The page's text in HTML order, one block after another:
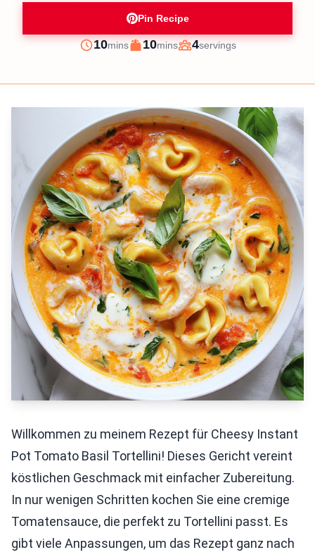
Pin Recipe
Prep
10minutes
mins
Cook
10minutes
mins
Servings
4servings
Willkommen zu meinem Rezept für Cheesy Instant
Pot Tomato Basil Tortellini! Dieses Gericht vereint
köstlichen Geschmack mit einfacher Zubereitung.
In nur wenigen Schritten kochen Sie eine cremige
Tomatensauce, die perfekt zu Tortellini passt. Es
gibt viele Anpassungen, um das Rezept ganz nach